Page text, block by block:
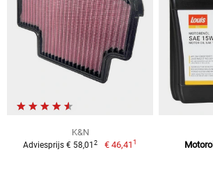
K&N
Adviesprijs € 58,012 € 46,411